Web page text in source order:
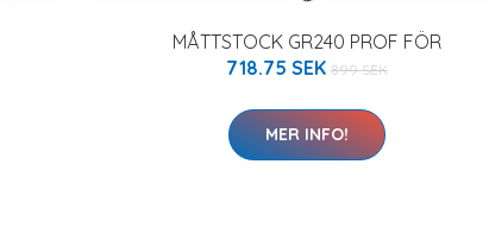
MÅTTSTOCK GR240 PROF FÖR
718.75 SEK 899 SEK
MER INFO!